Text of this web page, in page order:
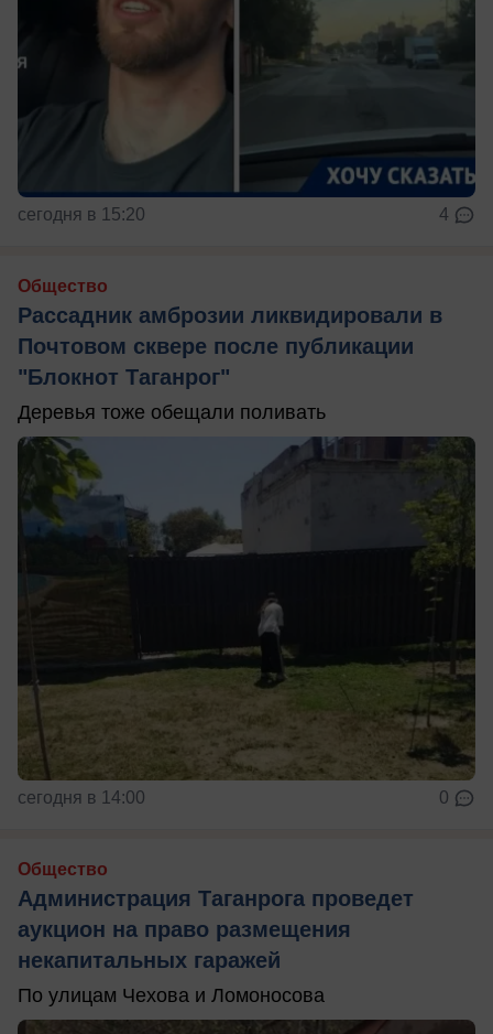
сегодня в 15:20 4
Общество
Рассадник амброзии ликвидировали в
Почтовом сквере после публикации
"Блокнот Таганрог"
Деревья тоже обещали поливать
сегодня в 14:00 0
Общество
Администрация Таганрога проведет
аукцион на право размещения
некапитальных гаражей
По улицам Чехова и Ломоносова